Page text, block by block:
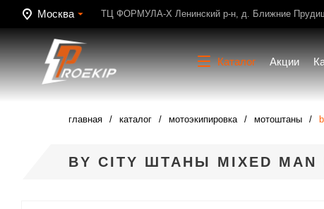
Москва ТЦ ФОРМУЛА-Х Ленинский р-н, д. Ближние
Каталог Акции
главная каталог мотоэкипировка мотоштаны
BY CITY ШТАНЫ MIXED MAN